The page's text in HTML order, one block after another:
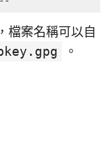
檔案名稱可以自
。